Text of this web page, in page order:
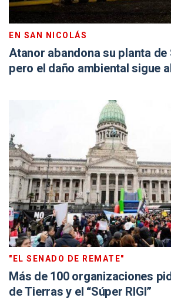
EN SAN NICOLÁS
Atanor abandona su planta de
pero el daño ambiental sigue
"EL SENADO DE REMATE"
Más de 100 organizaciones
de Tierras y el “Súper RIGI”